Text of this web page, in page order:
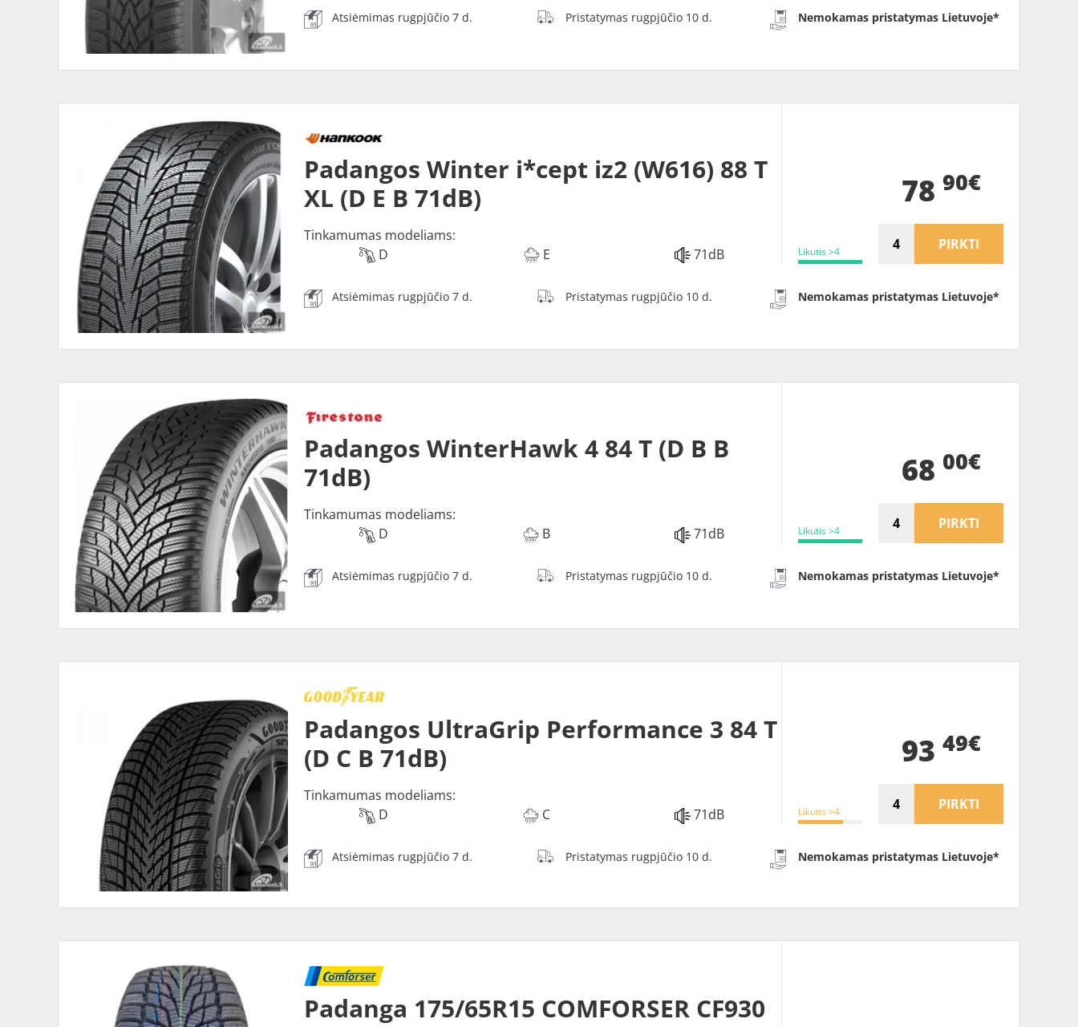
Atsiėmimas rugpjūčio 7 d. Pristatymas rugpjūčio 10 d. Nemokamas pristatymas Lietuvoje*
Padangos Winter i*cept iz2 (W616) 88 T
XL (D E B 71dB)
Tinkamumas modeliams:
D
E 71dB Likutis >4
78 90€
PIRKTI
Atsiėmimas rugpjūčio 7 d. Pristatymas rugpjūčio 10 d. Nemokamas pristatymas Lietuvoje*
Padangos WinterHawk 4 84 T (D B B
71dB)
Tinkamumas modeliams:
D
B 71dB Likutis >4
68 00€
PIRKTI
Atsiėmimas rugpjūčio 7 d. Pristatymas rugpjūčio 10 d. Nemokamas pristatymas Lietuvoje*
Padangos UltraGrip Performance 3 84 T
(D C B 71dB)
Tinkamumas modeliams:
D
C 71dB Likutis >4
93 49€
PIRKTI
Atsiėmimas rugpjūčio 7 d. Pristatymas rugpjūčio 10 d. Nemokamas pristatymas Lietuvoje*
Padanga 175/65R15 COMFORSER CF930